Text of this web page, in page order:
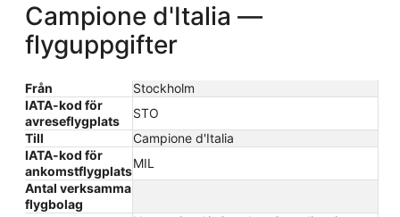
Campione d'Italia —
flyguppgifter
Från
Stockholm
IATA-kod för
avreseflygplats
STO
Till
Campione d'Italia
IATA-kod för
ankomstflygplats
MIL
Antal verksamma
flygbolag